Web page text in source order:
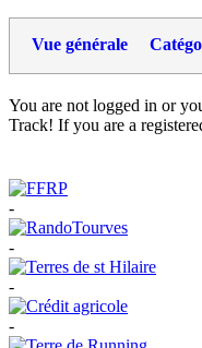
Vue générale
You are not logged in or
Track! If you are a
-
-
-
-